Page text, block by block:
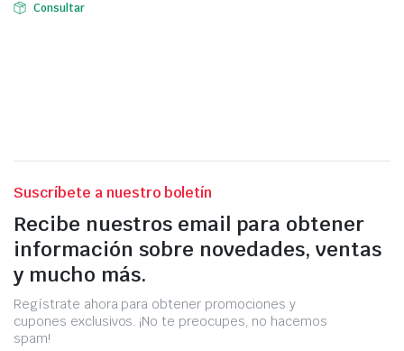
Consultar
Suscríbete a nuestro boletín
Recibe nuestros email para obtener
información sobre novedades, ventas
y mucho más.
Regístrate ahora para obtener promociones y
cupones exclusivos. ¡No te preocupes, no hacemos
spam!